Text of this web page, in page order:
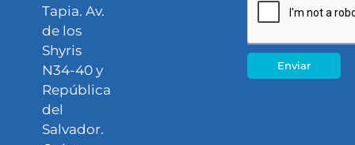
Tapia. Av.
de los
Shyris
N34-40 y
República
del
Salvador.
Enviar